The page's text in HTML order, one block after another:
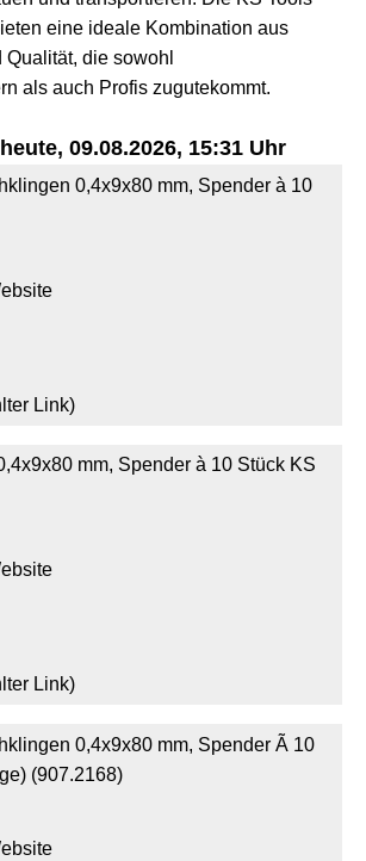
eine ideale Kombination aus
die sowohl
als auch Profis zugutekommt.
09.08.2026, 15:31 Uhr
0,4x9x80 mm, Spender à 10
Link)
mm, Spender à 10 Stück KS
Link)
0,4x9x80 mm, Spender Ã 10
(907.2168)